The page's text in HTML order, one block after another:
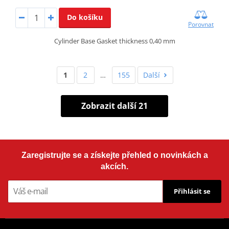
Do košíku
Porovnat
Cylinder Base Gasket thickness 0,40 mm
1 2 … 155 Další
Zobrazit další 21
Zaregistrujte se a získejte přehled o novinkách a
akcích.
Přihlásit se